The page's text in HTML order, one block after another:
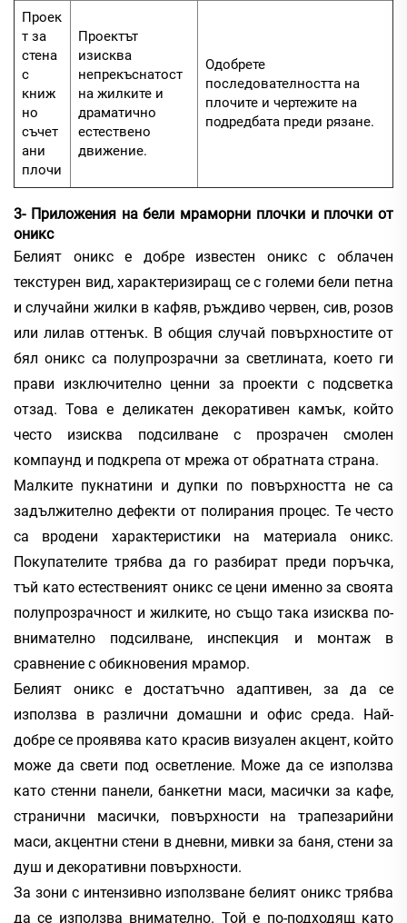
Проек
т за
стена
с
книж
но
съчет
ани
плочи
Проектът
изисква
непрекъснатост
на жилките и
драматично
естествено
движение.
Одобрете
последователността на
плочите и чертежите на
подредбата преди рязане.
3- Приложения на бели мраморни плочки и плочки от
оникс
Белият оникс е добре известен оникс с облачен
текстурен вид, характеризиращ се с големи бели петна
и случайни жилки в кафяв, ръждиво червен, сив, розов
или лилав оттенък. В общия случай повърхностите от
бял оникс са полупрозрачни за светлината, което ги
прави изключително ценни за проекти с подсветка
отзад. Това е деликатен декоративен камък, който
често изисква подсилване с прозрачен смолен
компаунд и подкрепа от мрежа от обратната страна.
Малките пукнатини и дупки по повърхността не са
задължително дефекти от полирания процес. Те често
са вродени характеристики на материала оникс.
Покупателите трябва да го разбират преди поръчка,
тъй като естественият оникс се цени именно за своята
полупрозрачност и жилките, но също така изисква по-
внимателно подсилване, инспекция и монтаж в
сравнение с обикновения мрамор.
Белият оникс е достатъчно адаптивен, за да се
използва в различни домашни и офис среда. Най-
добре се проявява като красив визуален акцент, който
може да свети под осветление. Може да се използва
като стенни панели, банкетни маси, масички за кафе,
странични масички, повърхности на трапезарийни
маси, акцентни стени в дневни, мивки за баня, стени за
душ и декоративни повърхности.
За зони с интензивно използване белият оникс трябва
да се използва внимателно. Той е по-подходящ като